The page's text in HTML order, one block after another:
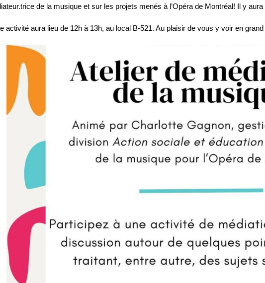
de la musique et sur les projets menés à l’Opéra de Montréal! Il y
activité aura lieu de 12h à 13h, au local B-521. Au plaisir de vous y voir en